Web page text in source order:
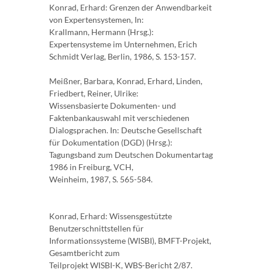
Konrad, Erhard: Grenzen der Anwendbarkeit
von Expertensystemen, In:
Krallmann, Hermann (Hrsg.):
Expertensysteme im Unternehmen, Erich
Schmidt Verlag, Berlin, 1986, S. 153-157.
Meißner, Barbara, Konrad, Erhard, Linden,
Friedbert, Reiner, Ulrike:
Wissensbasierte Dokumenten- und
Faktenbankauswahl mit verschiedenen
Dialogsprachen. In: Deutsche Gesellschaft
für Dokumentation (DGD) (Hrsg.):
Tagungsband zum Deutschen Dokumentartag
1986 in Freiburg, VCH,
Weinheim, 1987, S. 565-584.
Konrad, Erhard: Wissensgestützte
Benutzerschnittstellen für
Informationssysteme (WISBI), BMFT-Projekt,
Gesamtbericht zum
Teilprojekt WISBI-K, WBS-Bericht 2/87.